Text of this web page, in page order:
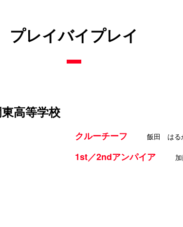
プレイバイプレイ
高等学校
クルーチーフ 飯田 はる
1st／2ndアンパイア